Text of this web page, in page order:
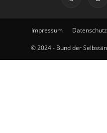
Impressum Datenschutz
© 2024 - Bund der